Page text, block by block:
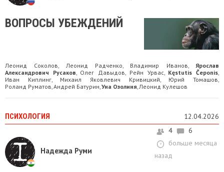
ВОПРОСЫ УБЕЖДЕНИЙ
Леонид Соколов, Леонид Радченко, Владимир Иванов,Ярослав
Александрович Русаков, Олег Давыдов, Рейн Урвас, Kęstutis Čeponis,
Иван Киплинг, Михаил Яковлевич Кривицкий, Юрий Томашов,
Роланд Руматов,Андрей Батурин,Уна Озолиня, Леонид Кулешов
ПСИХОЛОГИЯ 12.04.2026
Надежда Руми
4
6
больше месяца
назад